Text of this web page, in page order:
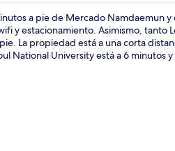
a pie de Mercado Namdaemun y
y estacionamiento. Asimismo, tanto
La propiedad está a una corta
National University está a 6 minutos